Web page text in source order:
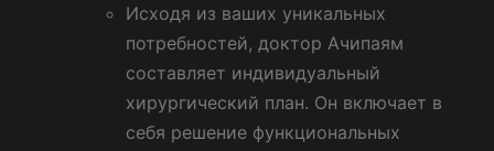
Исходя из ваших уникальных
потребностей, доктор Ачипаям
составляет индивидуальный
хирургический план. Он включает в
себя решение функциональных